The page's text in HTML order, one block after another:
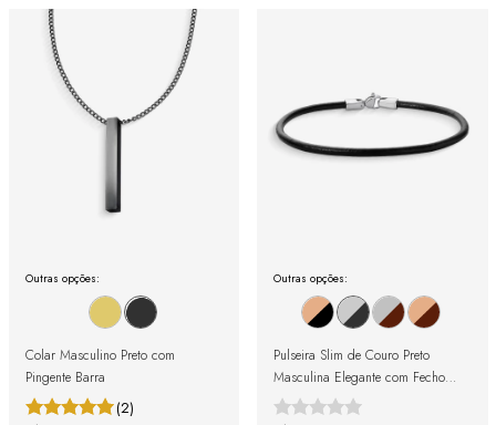
Outras opções:
Colar Masculino Preto com
Pingente Barra
(2)
Outras opções:
Pulseira Slim de Couro Preto
Masculina Elegante com Fecho
Prata